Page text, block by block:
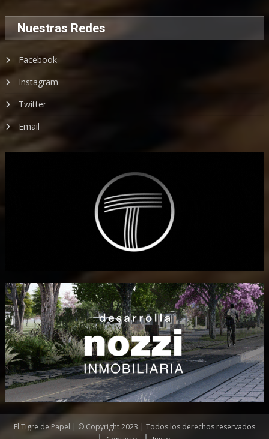
Nuestras Redes
Facebook
Instagram
Twitter
Email
El Tigre de Papel | © Copyright 2023 | Todos los derechos reservados